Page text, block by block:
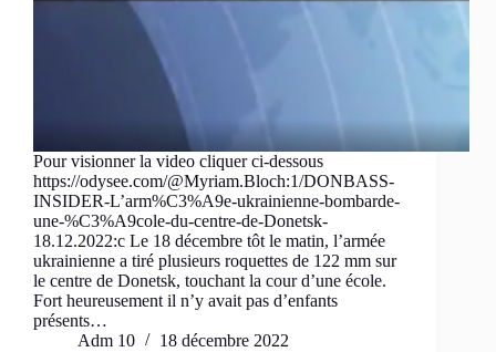
Pour visionner la video cliquer ci-dessous
https://odysee.com/@Myriam.Bloch:1/DONBASS-
INSIDER-L’arm%C3%A9e-ukrainienne-bombarde-
une-%C3%A9cole-du-centre-de-Donetsk-
18.12.2022:c Le 18 décembre tôt le matin, l’armée
ukrainienne a tiré plusieurs roquettes de 122 mm sur
le centre de Donetsk, touchant la cour d’une école.
Fort heureusement il n’y avait pas d’enfants
présents…
Adm 10
18 décembre 2022